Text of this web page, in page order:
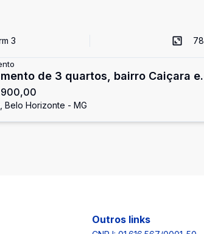
3 78
de 3 quartos, bairro Caiçara
Belo Horizonte - MG
Outros links